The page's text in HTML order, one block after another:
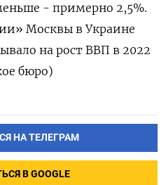
- примерно 2,5%.
Москвы в Украине
на рост ВВП в 2022
бюро)
НА ТЕЛЕГРАМ
В GOOGLE